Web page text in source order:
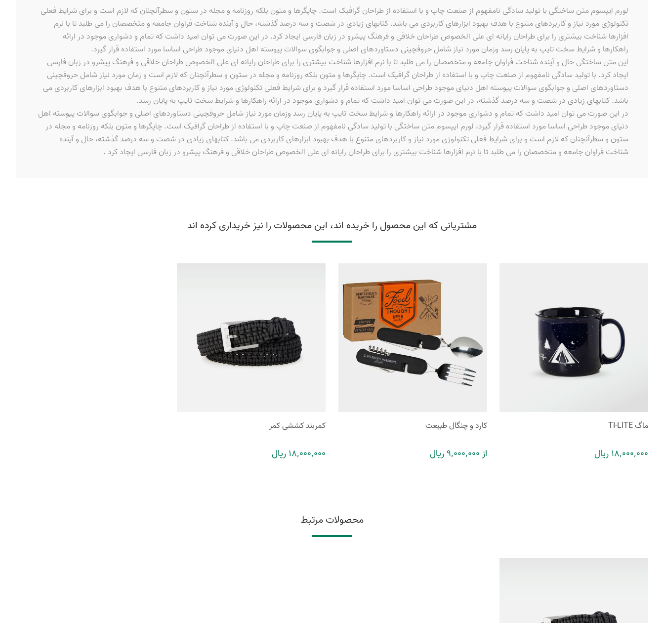
لورم ایپسوم متن ساختگی با تولید سادگی نامفهوم از صنعت چاپ و با استفاده از طراحان گرافیک است. چاپگرها و متون بلکه روزنامه و مجله در ستون و سطرآنچنان که لازم است و برای شرایط فعلی
تکنولوژی مورد نیاز و کاربردهای متنوع با هدف بهبود ابزارهای کاربردی می باشد. کتابهای زیادی در شصت و سه درصد گذشته، حال و آینده شناخت فراوان جامعه و متخصصان را می طلبد تا با نرم
افزارها شناخت بیشتری را برای طراحان رایانه ای علی الخصوص طراحان خلاقی و فرهنگ پیشرو در زبان فارسی ایجاد کرد. در این صورت می توان امید داشت که تمام و دشواری موجود در ارائه
راهکارها و شرایط سخت تایپ به پایان رسد وزمان مورد نیاز شامل حروفچینی دستاوردهای اصلی و جوابگوی سوالات پیوسته اهل دنیای موجود طراحی اساسا مورد استفاده قرار گیرد.
این متن ساختگی حال و آینده شناخت فراوان جامعه و متخصصان را می طلبد تا با نرم افزارها شناخت بیشتری را برای طراحان رایانه ای علی الخصوص طراحان خلاقی و فرهنگ پیشرو در زبان فارسی
ایجاد کرد. با تولید سادگی نامفهوم از صنعت چاپ و با استفاده از طراحان گرافیک است. چاپگرها و متون بلکه روزنامه و مجله در ستون و سطرآنچنان که لازم است و زمان مورد نیاز شامل حروفچینی
دستاوردهای اصلی و جوابگوی سوالات پیوسته اهل دنیای موجود طراحی اساسا مورد استفاده قرار گیرد و برای شرایط فعلی تکنولوژی مورد نیاز و کاربردهای متنوع با هدف بهبود ابزارهای کاربردی می
باشد. کتابهای زیادی در شصت و سه درصد گذشته، در این صورت می توان امید داشت که تمام و دشواری موجود در ارائه راهکارها و شرایط سخت تایپ به پایان رسد.
در این صورت می توان امید داشت که تمام و دشواری موجود در ارائه راهکارها و شرایط سخت تایپ به پایان رسد وزمان مورد نیاز شامل حروفچینی دستاوردهای اصلی و جوابگوی سوالات پیوسته اهل
دنیای موجود طراحی اساسا مورد استفاده قرار گیرد، لورم ایپسوم متن ساختگی با تولید سادگی نامفهوم از صنعت چاپ و با استفاده از طراحان گرافیک است. چاپگرها و متون بلکه روزنامه و مجله در
ستون و سطرآنچنان که لازم است و برای شرایط فعلی تکنولوژی مورد نیاز و کاربردهای متنوع با هدف بهبود ابزارهای کاربردی می باشد. کتابهای زیادی در شصت و سه درصد گذشته، حال و آینده
شناخت فراوان جامعه و متخصصان را می طلبد تا با نرم افزارها شناخت بیشتری را برای طراحان رایانه ای علی الخصوص طراحان خلاقی و فرهنگ پیشرو در زبان فارسی ایجاد کرد .
مشتریانی که این محصول را خریده اند، این محصولات را نیز خریداری کرده اند
ماگ TI-LITE
18٬000٬000 ریال
کارد و چنگال طبیعت
از 9٬000٬000 ریال
کمربند کششی کمر
18٬000٬000 ریال
محصولات مرتبط